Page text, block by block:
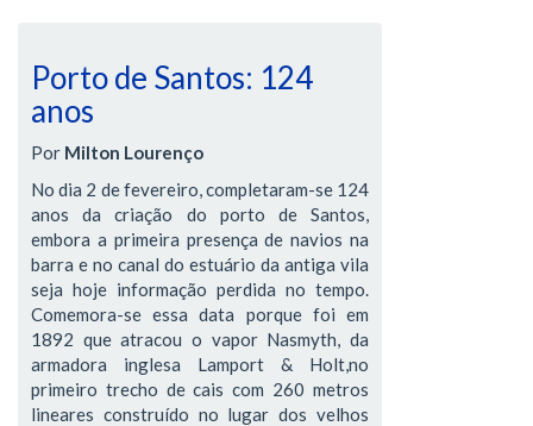
Porto de Santos: 124
anos
Por Milton Lourenço
No dia 2 de fevereiro, completaram-se 124
anos da criação do porto de Santos,
embora a primeira presença de navios na
barra e no canal do estuário da antiga vila
seja hoje informação perdida no tempo.
Comemora-se essa data porque foi em
1892 que atracou o vapor Nasmyth, da
armadora inglesa Lamport & Holt,no
primeiro trecho de cais com 260 metros
lineares construído no lugar dos velhos